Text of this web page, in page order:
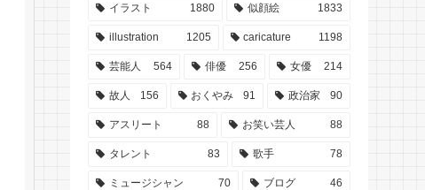
イラスト 1880 似顔絵 1833
illustration 1205 caricature 1198
芸能人 564 俳優 256 女優 214
故人 156 おくやみ 91 政治家 90
アスリート 88 お笑い芸人 88
タレント 83 歌手 78
ミュージシャン 70 ブログ 46